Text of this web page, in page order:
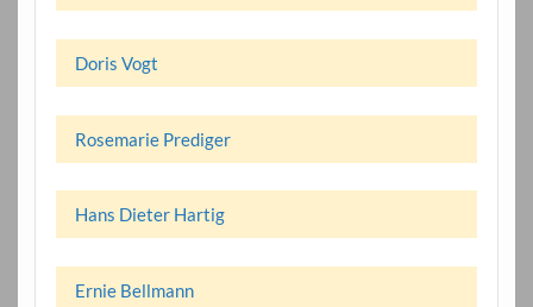
Doris Vogt
Rosemarie Prediger
Hans Dieter Hartig
Ernie Bellmann